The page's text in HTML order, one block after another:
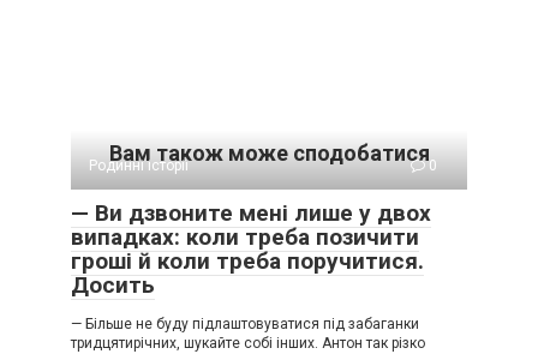
Вам також може сподобатися
Родинні історії 0
— Ви дзвоните мені лише у двох
випадках: коли треба позичити
гроші й коли треба поручитися.
Досить
— Більше не буду підлаштовуватися під забаганки
тридцятирічних, шукайте собі інших. Антон так різко